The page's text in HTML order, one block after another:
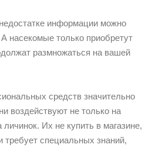
информации можно
насекомые только приобретут
размножаться на вашей
средств значительно
воздействуют не только на
Их не купить в магазине,
требует специальных знаний,